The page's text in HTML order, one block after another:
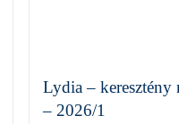
Lydia – keresztény
– 2026/1